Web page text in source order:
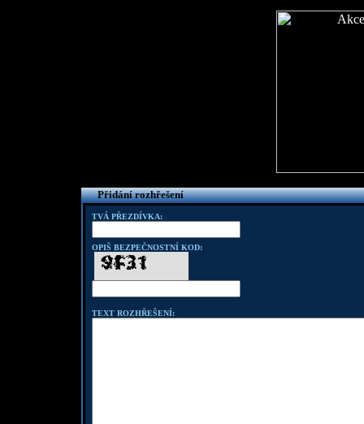
Přidání rozhřešení
TVÁ PŘEZDÍVKA:
OPIŠ BEZPEČNOSTNÍ KOD:
TEXT ROZHŘEŠENÍ: